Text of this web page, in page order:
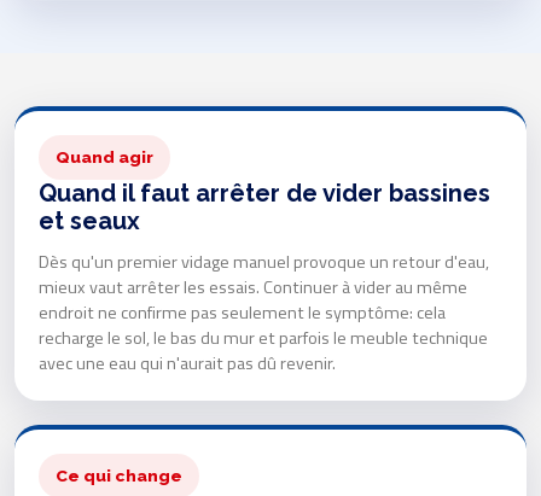
Quand agir
Quand il faut arrêter de vider bassines
et seaux
Dès qu'un premier vidage manuel provoque un retour d'eau,
mieux vaut arrêter les essais. Continuer à vider au même
endroit ne confirme pas seulement le symptôme: cela
recharge le sol, le bas du mur et parfois le meuble technique
avec une eau qui n'aurait pas dû revenir.
Ce qui change